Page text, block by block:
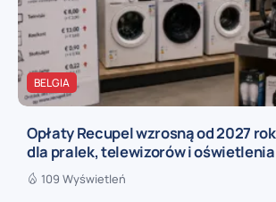
BELGIA
Opłaty Recupel wzrosną od 2027
dla pralek, telewizorów i oświetlenia
109 Wyświetleń